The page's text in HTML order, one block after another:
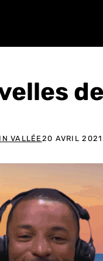
VALLÉE 20 AVRIL 2021